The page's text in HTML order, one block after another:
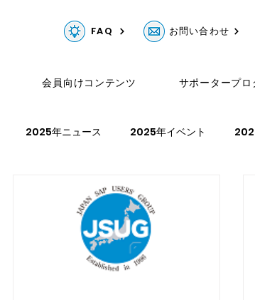
FAQ お問い合わせ
会員向けコンテンツ サポータープロ
2025年ニュース 2025年イベント
2022年イベント